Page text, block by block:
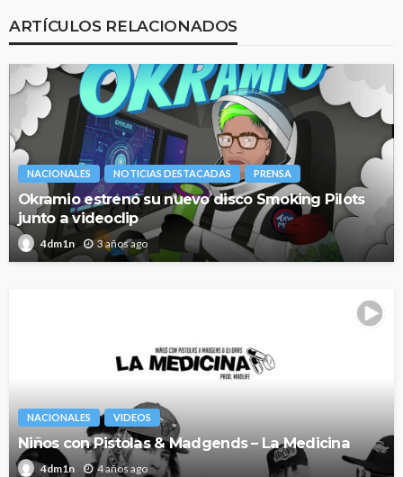
ARTÍCULOS RELACIONADOS
NACIONALES NOTICIAS DESTACADAS PRENSA
Okramio estrenó su nuevo disco Smoking Pilots
junto a videoclip
4dm1n 3 años ago
NACIONALES VIDEOS
Niños con Pistolas & Madgends – La Medicina
4dm1n 4 años ago